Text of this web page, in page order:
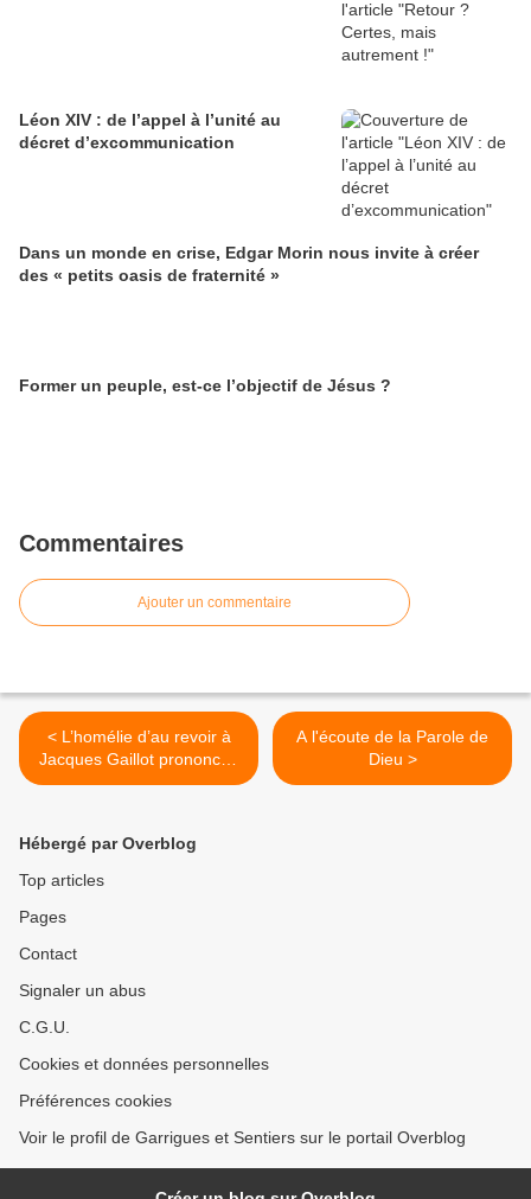
Léon XIV : de l’appel à l’unité au
décret d’excommunication
Dans un monde en crise, Edgar Morin nous invite à créer
des « petits oasis de fraternité »
Former un peuple, est-ce l’objectif de Jésus ?
Commentaires
Ajouter un commentaire
< L’homélie d’au revoir à
Jacques Gaillot prononcée
par Franz Lichtlé, spiritain
A l'écoute de la Parole de
Dieu >
Hébergé par Overblog
Top articles
Pages
Contact
Signaler un abus
C.G.U.
Cookies et données personnelles
Préférences cookies
Voir le profil de Garrigues et Sentiers sur le portail Overblog